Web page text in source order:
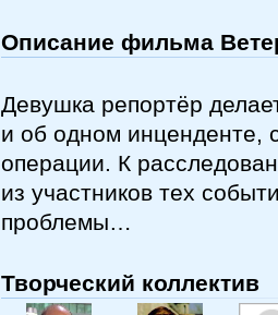
Описание фильма
Девушка репортёр
и об одном инценденте,
операции. К
из участников тех
проблемы…
Творческий коллектив